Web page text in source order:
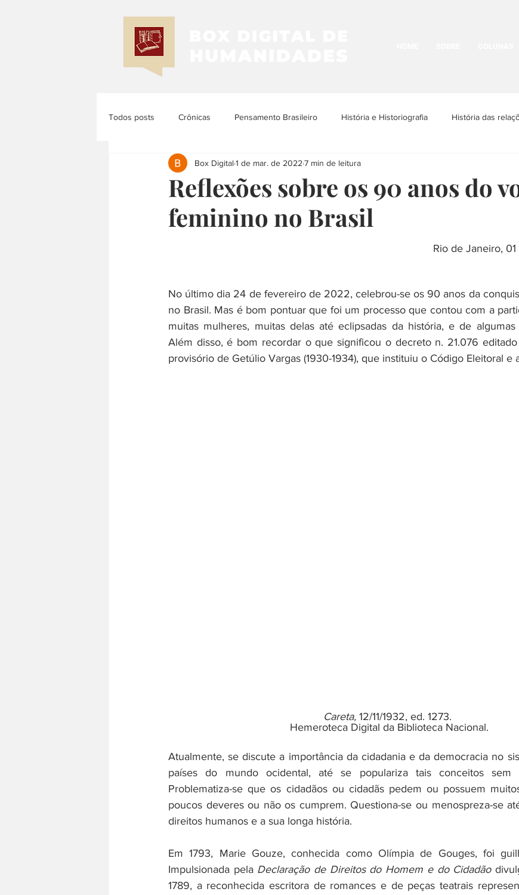
Todos posts Crônicas Pensamento Brasileiro História e Historiografia História das
Memória e História História dos Povos Indígenas História e Cultura LGBTQIA+
História das Mulheres e dos Femi... História Urbana História das Religiões
História do trabalho Literatura
Reflexões sobre os 90 anos do
feminino no Brasil
Box Digital 1 de mar. de 2022 7 min de leitura
Rio de Janeiro,
No último dia 24 de fevereiro de 2022, celebrou-se os 90 anos da
no Brasil. Mas é bom pontuar que foi um processo que contou com a
muitas mulheres, muitas delas até eclipsadas da história, e de algumas
Além disso, é bom recordar o que significou o decreto n. 21.076
provisório de Getúlio Vargas (1930-1934), que instituiu o Código Eleitoral e
Careta, 12/11/1932, ed. 1273.
Hemeroteca Digital da Biblioteca Nacional.
Atualmente, se discute a importância da cidadania e da democracia no
países do mundo ocidental, até se populariza tais conceitos sem
Problematiza-se que os cidadãos ou cidadãs pedem ou possuem
poucos deveres ou não os cumprem. Questiona-se ou menospreza-se
direitos humanos e a sua longa história.
Em 1793, Marie Gouze, conhecida como Olímpia de Gouges, foi
Impulsionada pela Declaração de Direitos do Homem e do Cidadão
1789, a reconhecida escritora de romances e de peças teatrais